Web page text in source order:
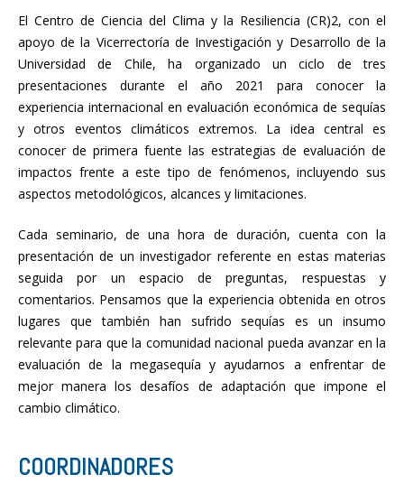
El Centro de Ciencia del Clima y la Resiliencia (CR)2, con el
apoyo de la Vicerrectoría de Investigación y Desarrollo de la
Universidad de Chile, ha organizado un ciclo de tres
presentaciones durante el año 2021 para conocer la
experiencia internacional en evaluación económica de sequías
y otros eventos climáticos extremos. La idea central es
conocer de primera fuente las estrategias de evaluación de
impactos frente a este tipo de fenómenos, incluyendo sus
aspectos metodológicos, alcances y limitaciones.
Cada seminario, de una hora de duración, cuenta con la
presentación de un investigador referente en estas materias
seguida por un espacio de preguntas, respuestas y
comentarios. Pensamos que la experiencia obtenida en otros
lugares que también han sufrido sequías es un insumo
relevante para que la comunidad nacional pueda avanzar en la
evaluación de la megasequía y ayudarnos a enfrentar de
mejor manera los desafíos de adaptación que impone el
cambio climático.
COORDINADORES